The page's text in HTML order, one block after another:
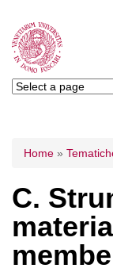
Tu sei qui
Home »
C.